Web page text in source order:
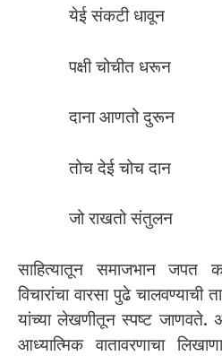
येई संकटी धावून
पक्षी चोचीत धरून
दाना आणतो दुरून
तोच देई चोच दान
जो राखतो संतुलन
साहित्यातून समाजभान जपत
विचारांचा वारसा पुढे
यांच्या लेखणीतून स्पष्ट जाणवते.
आध्यात्मिक वातावरणाचा